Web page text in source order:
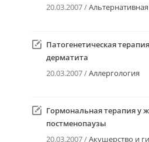
20.03.2007 /
Патогенетическая
дерматита
20.03.2007 /Аллергология
Гормональная терапия у
постменопаузы
20.03.2007 /Акушерство и